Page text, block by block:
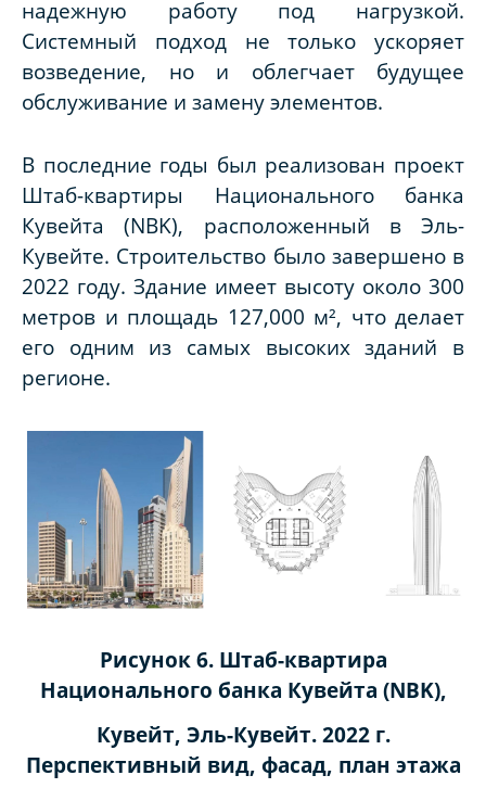
надежную работу под нагрузкой.
Системный подход не только ускоряет
возведение, но и облегчает будущее
обслуживание и замену элементов.
В последние годы был реализован проект
Штаб-квартиры Национального банка
Кувейта (NBK), расположенный в Эль-
Кувейте. Строительство было завершено в
2022 году. Здание имеет высоту около 300
метров и площадь 127,000 м², что делает
его одним из самых высоких зданий в
регионе.
Рисунок 6. Штаб-квартира
Национального банка Кувейта (NBK),
Кувейт, Эль-Кувейт. 2022 г.
Перспективный вид, фасад, план этажа